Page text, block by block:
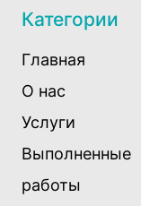
Категории
Главная
О нас
Услуги
Выполненные
работы